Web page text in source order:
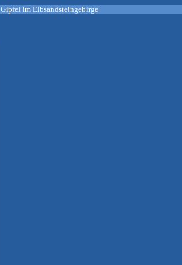
Gipfel im Elbsandsteingebirge